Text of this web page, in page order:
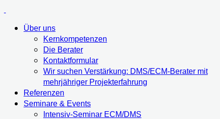
Über uns
Kernkompetenzen
Die Berater
Kontaktformular
Wir suchen Verstärkung: DMS/ECM-Berater mit
mehrjähriger Projekterfahrung
Referenzen
Seminare & Events
Intensiv-Seminar ECM/DMS